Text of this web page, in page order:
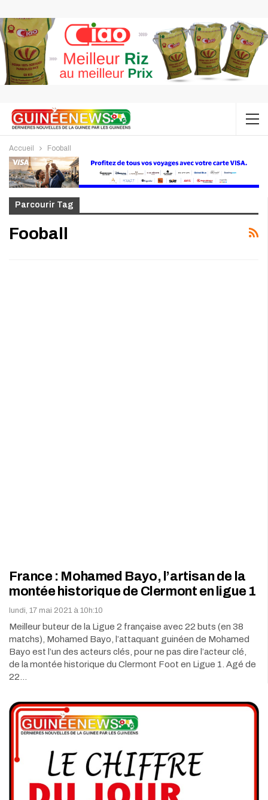
Accueil Fooball
Parcourir Tag
Fooball
France : Mohamed Bayo, l’artisan de la
montée historique de Clermont en ligue 1
lundi, 17 mai 2021 à 10h:10
Meilleur buteur de la Ligue 2 française avec 22 buts (en 38
matchs), Mohamed Bayo, l’attaquant guinéen de Mohamed
Bayo est l’un des acteurs clés, pour ne pas dire l’acteur clé,
de la montée historique du Clermont Foot en Ligue 1. Agé de
22…